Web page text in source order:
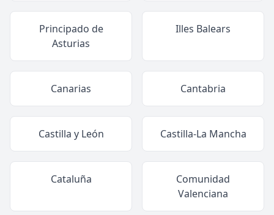
Principado de
Asturias
Illes Balears
Canarias Cantabria
Castilla y León Castilla-La Mancha
Cataluña
Comunidad
Valenciana